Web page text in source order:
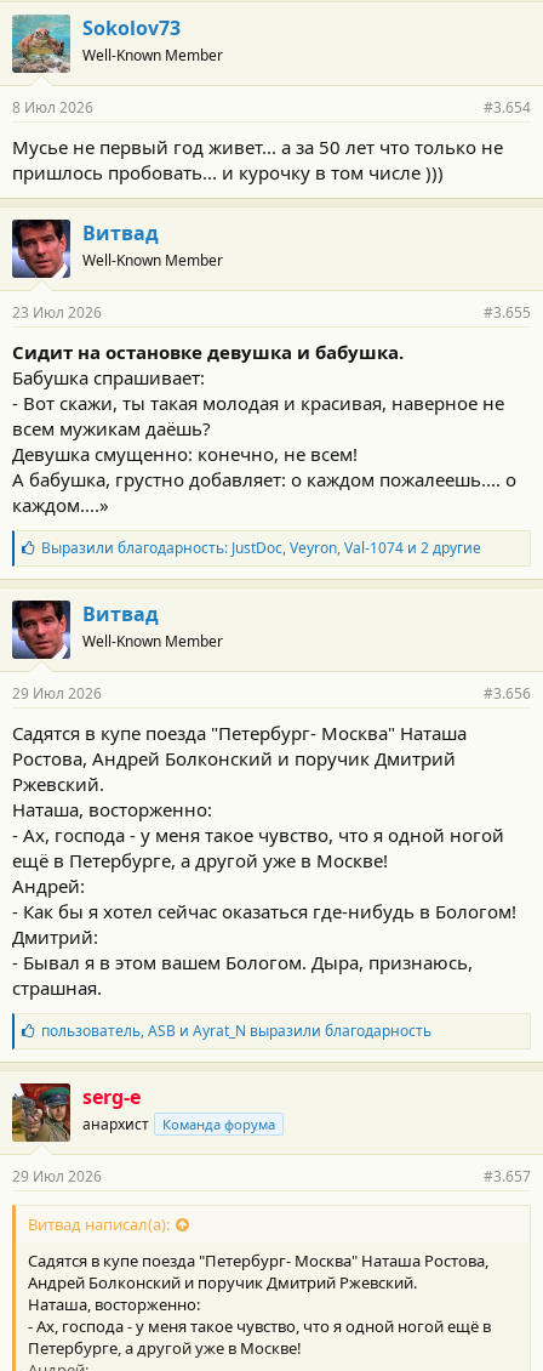
Sokolov73
Well-Known Member
8 Июл 2026 #3.654
Мусье не первый год живет... а за 50 лет что только не
пришлось пробовать... и курочку в том числе )))
Витвад
Well-Known Member
23 Июл 2026 #3.655
Сидит на остановке девушка и бабушка.
Бабушка спрашивает:
⁃ Вот скажи, ты такая молодая и красивая, наверное не
всем мужикам даёшь?
Девушка смущенно: конечно, не всем!
А бабушка, грустно добавляет: о каждом пожалеешь.... о
каждом....»
Б
л
а
г
о
д
а
н
с
т
и
Выразили благодарность: JustDoc,Veyron,Val-1074и 2 другие
Витвад
Well-Known Member
29 Июл 2026 #3.656
Садятся в купе поезда "Петербург- Москва" Наташа
Ростова, Андрей Болконский и поручик Дмитрий
Ржевский.
Наташа, восторженно:
- Ах, господа - у меня такое чувство, что я одной ногой
ещё в Петербурге, а другой уже в Москве!
Андрей:
- Как бы я хотел сейчас оказаться где-нибудь в Бологом!
Дмитрий:
- Бывал я в этом вашем Бологом. Дыра, признаюсь,
страшная.
Б
л
а
г
о
д
а
н
о
с
и
:
пользователь,ASBи Ayrat_N выразили благодарность
serg-e
анархист Команда форума
29 Июл 2026 #3.657
Витвад написал(а):
Садятся в купе поезда "Петербург- Москва" Наташа Ростова,
Андрей Болконский и поручик Дмитрий Ржевский.
Наташа, восторженно:
- Ах, господа - у меня такое чувство, что я одной ногой ещё в
Петербурге, а другой уже в Москве!